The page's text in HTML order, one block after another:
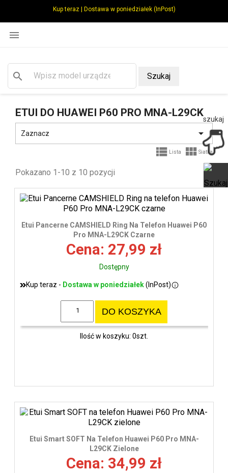
Kup teraz | Dostawa w poniedziałek (InPost)

search Szukaj
ETUI DO HUAWEI P60 PRO MNA-L29CK
Zaznacz 
 Lista  Siatka
Pokazano 1-10 z 10 pozycji
Etui Pancerne CAMSHIELD Ring Na Telefon Huawei P60
Pro MNA-L29CK Czarne
Cena: 27,99 zł
Dostępny
Kup teraz - Dostawa w poniedziałek(InPost)
DO KOSZYKA
Ilość w koszyku: 0szt.
Etui Smart SOFT Na Telefon Huawei P60 Pro MNA-
L29CK Zielone
Cena: 34,99 zł
szukaj